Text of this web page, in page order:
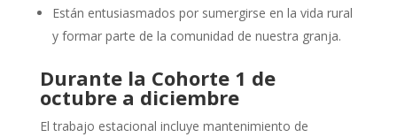
Están entusiasmados por sumergirse en la vida rural
y formar parte de la comunidad de nuestra granja.
Durante la Cohorte 1 de
octubre a diciembre
El trabajo estacional incluye mantenimiento de